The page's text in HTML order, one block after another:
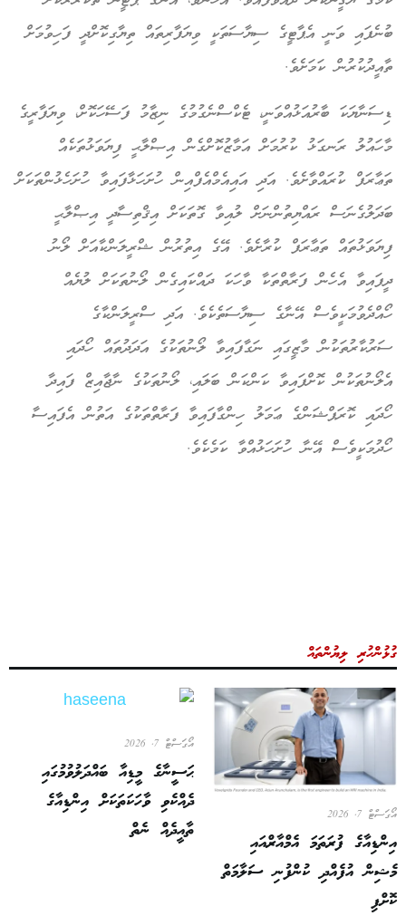
ބުނެފައި ވަނީ އެޕާޓީގެ ސިޔާސަތަކީ ވިޔަފާރިތައް ތިޔާގިކޮށްދީ ފަހިވުމަށް
ތާއީދުކުރުން ކަމަށެވެ.
ޑިސަނާޔަކަ ބާރުއަޅުއްވަނީ، ޓެކްސްނެގުމުގެ ނިޒާމު ފަސޭހަކޮށް، ވިޔަފާރީގެ
މާހައުލު ރަނގަޅު ކުރުމަށް އަމާޒުކޮށްގެން އިޞްލާޙީ ފިޔަވަޅުތަކެއް
ތަޢާރަފް ކުރައްވާށެވެ. އަދި އައިއެމްއެފްއިން ހުށަހަޅާފައިވާ ހުށަހެޅުންތަކަށް
ބަދަލުގެނަސް ރައްޔިތުންނަށް ލުއިވާ ގޮތަކަށް އިޤްތިސާދީ އިޞްލާޙީ
ފިޔަވަޅުތައް ތަޢާރަފް ކުރާށެވެ. އޭގެ އިތުރުން ޝްރީލަންކާއަށް ލޯނު
ދީފައިވާ އެހެން ފަރާތްތަކާ ވާހަކަ ދައްކައިގެން ލޯނުތަކަށް ލުޔެއް
ހޯއްދެވުމަކީވެސް އޭނާގެ ސިޔާސަތެކެވެ. އަދި ސްރީލަންކާގެ
ސަރުކާރުތަކުން މާޒީގައި ނަގާފައިވާ ލޯނުތަކުގެ އަދަދުތައް ހޯދައި
އެލޯނުތަކުން ކޮށްފައިވާ ކަންކަން ބަލައި، ލޯނުތަކުގެ ނާޖާއިޒް ފައިދާ
ހޯދައި ކޮރަޕްޝަންގެ ޢަމަލު ހިންގާފައިވާ ފަރާތްތަކުގެ އަތުން އެފައިސާ
ހޯދުމަކީވެސް އޭނާ ހުށަހަޅުއްވާ ކަމެކެވެ.
ގުޅުންހުރި ލިޔުންތައް
އޯގަސްޓް 7, 2026
އިންޑިއާގެ ފުރަތަމަ އެމްއާރްއައި
މެޝިން އުފެއްދި ކުންފުނި ސަލާމަތް
ކޮށްފި
އޯގަސްޓް 7, 2026
ޙަސީނާގެ މީޑިއާ ބައްދަލުވުމުގައި
ދެއްކެވި ވާހަކަތަކަށް އިންޑިއާގެ
ތާއީދެއް ނެތް